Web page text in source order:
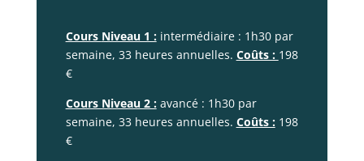
Cours Niveau 1 :intermédiaire : 1h30 par
semaine, 33 heures annuelles. Coûts : 198
€
Cours Niveau 2 :avancé : 1h30 par
semaine, 33 heures annuelles. Coûts :198
€